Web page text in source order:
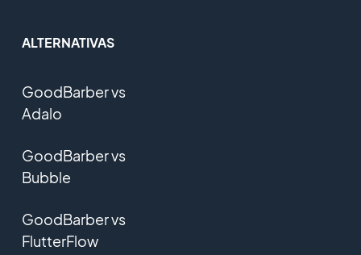
ALTERNATIVAS
GoodBarber vs
Adalo
GoodBarber vs
Bubble
GoodBarber vs
FlutterFlow